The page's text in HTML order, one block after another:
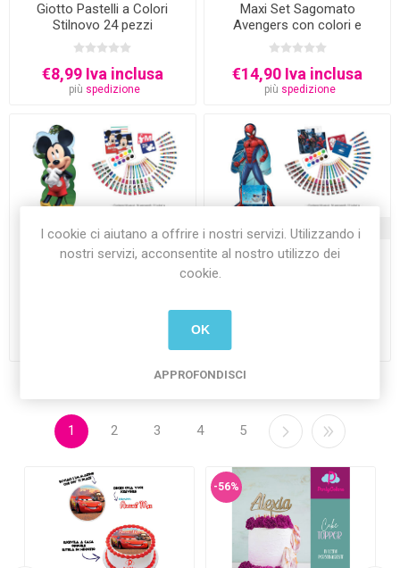
Giotto Pastelli a Colori
Stilnovo 24 pezzi
€8,99 Iva inclusa
più spedizione
Maxi Set Sagomato
Avengers con colori e
accessori
€14,90 Iva inclusa
più spedizione
Maxi Set Sagomato Mickey
ATTUALMENTE NON DISPONIBILE
1 2 3 4 5
-56%
I cookie ci aiutano a offrire i nostri servizi. Utilizzando i
nostri servizi, acconsentite al nostro utilizzo dei
cookie.
OK
APPROFONDISCI